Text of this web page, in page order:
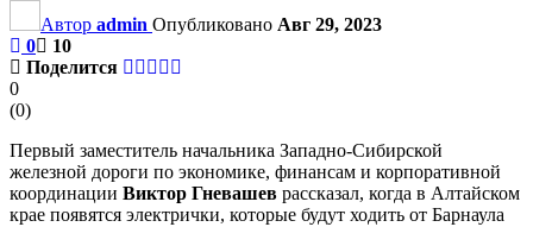
Автор admin Опубликовано Авг 29, 2023
0
10
Поделится
0
(0)
Первый заместитель начальника Западно-Сибирской
железной дороги по экономике, финансам и корпоративной
координации Виктор Гневашев рассказал, когда в Алтайском
крае появятся электрички, которые будут ходить от Барнаула